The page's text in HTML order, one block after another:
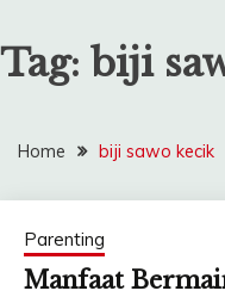
Tag: biji
Home biji sawo kecik
Parenting
Manfaat